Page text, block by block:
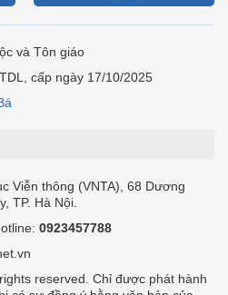
và Tôn giáo
cấp ngày 17/10/2025
Viễn thông (VNTA), 68 Dương
TP. Hà Nội.
0923457788
reserved. Chỉ được phát hành